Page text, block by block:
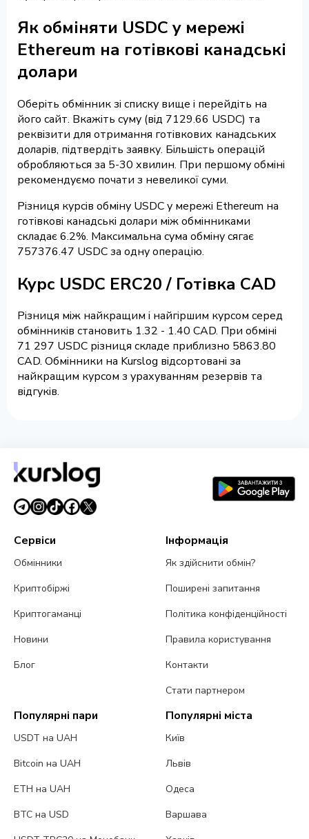
Як обміняти USDC у мережі
Ethereum на готівкові канадські
долари
Оберіть обмінник зі списку вище і перейдіть на
його сайт. Вкажіть суму (від 7129.66 USDC) та
реквізити для отримання готівкових канадських
доларів, підтвердіть заявку. Більшість операцій
обробляються за 5-30 хвилин. При першому обміні
рекомендуємо почати з невеликої суми.
Різниця курсів обміну USDC у мережі Ethereum на
готівкові канадські долари між обмінниками
складає 6.2%. Максимальна сума обміну сягає
757376.47 USDC за одну операцію.
Курс USDC ERC20 / Готівка CAD
Різниця між найкращим і найгіршим курсом серед
обмінників становить 1.32 - 1.40 CAD. При обміні
71 297 USDC різниця складе приблизно 5863.80
CAD. Обмінники на Kurslog відсортовані за
найкращим курсом з урахуванням резервів та
відгуків.
Сервіси
Обмінники
Криптобіржі
Криптогаманці
Новини
Блог
Інформація
Як здійснити обмін?
Поширені запитання
Політика конфіденційності
Правила користування
Контакти
Стати партнером
Популярні пари
USDT на UAH
Bitcoin на UAH
ETH на UAH
BTC на USD
Популярні міста
Київ
Львів
Одеса
Варшава